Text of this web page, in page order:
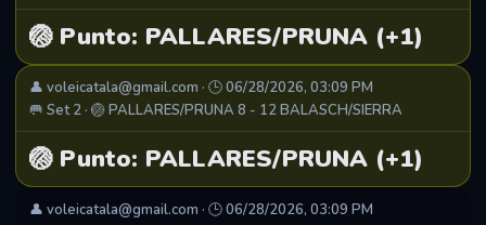
🏐 Punto: PALLARES/PRUNA (+1)
👤 voleicatala@gmail.com · 🕒 06/28/2026, 03:09 PM
🥅 Set 2 · 🏐 PALLARES/PRUNA 8 - 12 BALASCH/SIERRA
🏐 Punto: PALLARES/PRUNA (+1)
👤 voleicatala@gmail.com · 🕒 06/28/2026, 03:09 PM